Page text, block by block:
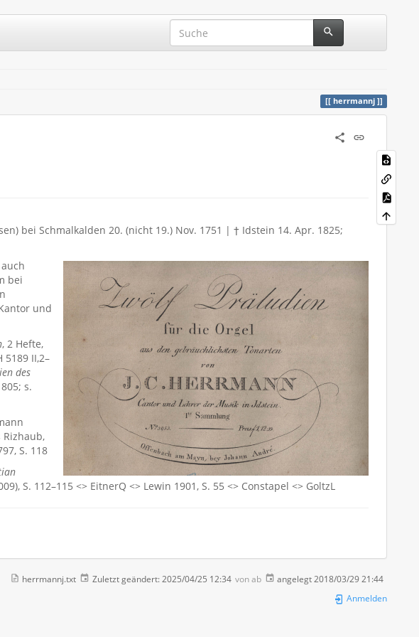
herrmannj
bei Schmalkalden 20. (nicht 19.) Nov. 1751 | † Idstein 14. Apr. 1825;
bei
und
, 2 Hefte,
5189 II,2–
des
s.
Rizhaub,
S. 118
S. 112–115 <> EitnerQ <> Lewin 1901, S. 55 <> Constapel <> GoltzL
herrmannj.txt Zuletzt geändert: 2025/04/25 12:34 vonab angelegt 2018/03/29 21:44
Anmelden